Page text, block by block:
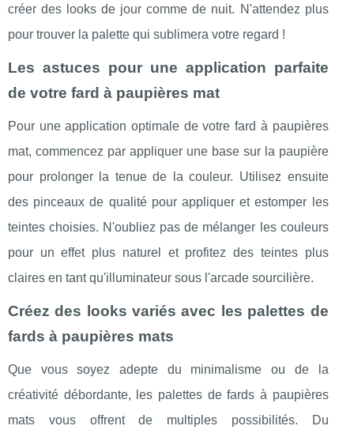
créer des looks de jour comme de nuit. N'attendez plus
pour trouver la palette qui sublimera votre regard !
Les astuces pour une application parfaite
de votre fard à paupières mat
Pour une application optimale de votre fard à paupières
mat, commencez par appliquer une base sur la paupière
pour prolonger la tenue de la couleur. Utilisez ensuite
des pinceaux de qualité pour appliquer et estomper les
teintes choisies. N'oubliez pas de mélanger les couleurs
pour un effet plus naturel et profitez des teintes plus
claires en tant qu'illuminateur sous l'arcade sourcilière.
Créez des looks variés avec les palettes de
fards à paupières mats
Que vous soyez adepte du minimalisme ou de la
créativité débordante, les palettes de fards à paupières
mats vous offrent de multiples possibilités. Du